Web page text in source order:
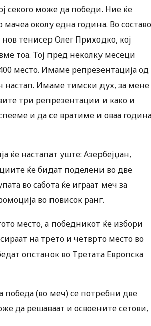
секого може да победи. Ние ќе
околу една година. Во
тенисер Олег Приходко, кој
тоа. Тој пред неколку месеци
место. Имаме репрезентација од
настап. Имаме тимски дух, за мене
три репрезентации и како и
и да се вратиме и оваа
ќе настапат уште: Азербејџан,
ќе бидат поделени во две
во сабота ќе играат меч за
во повисок ранг.
место, а победникот ќе избори
на трето и четврто место во
опстанок во Третата Европска
победа (во меч) се потребни две
да решаваат и освоените сетови,